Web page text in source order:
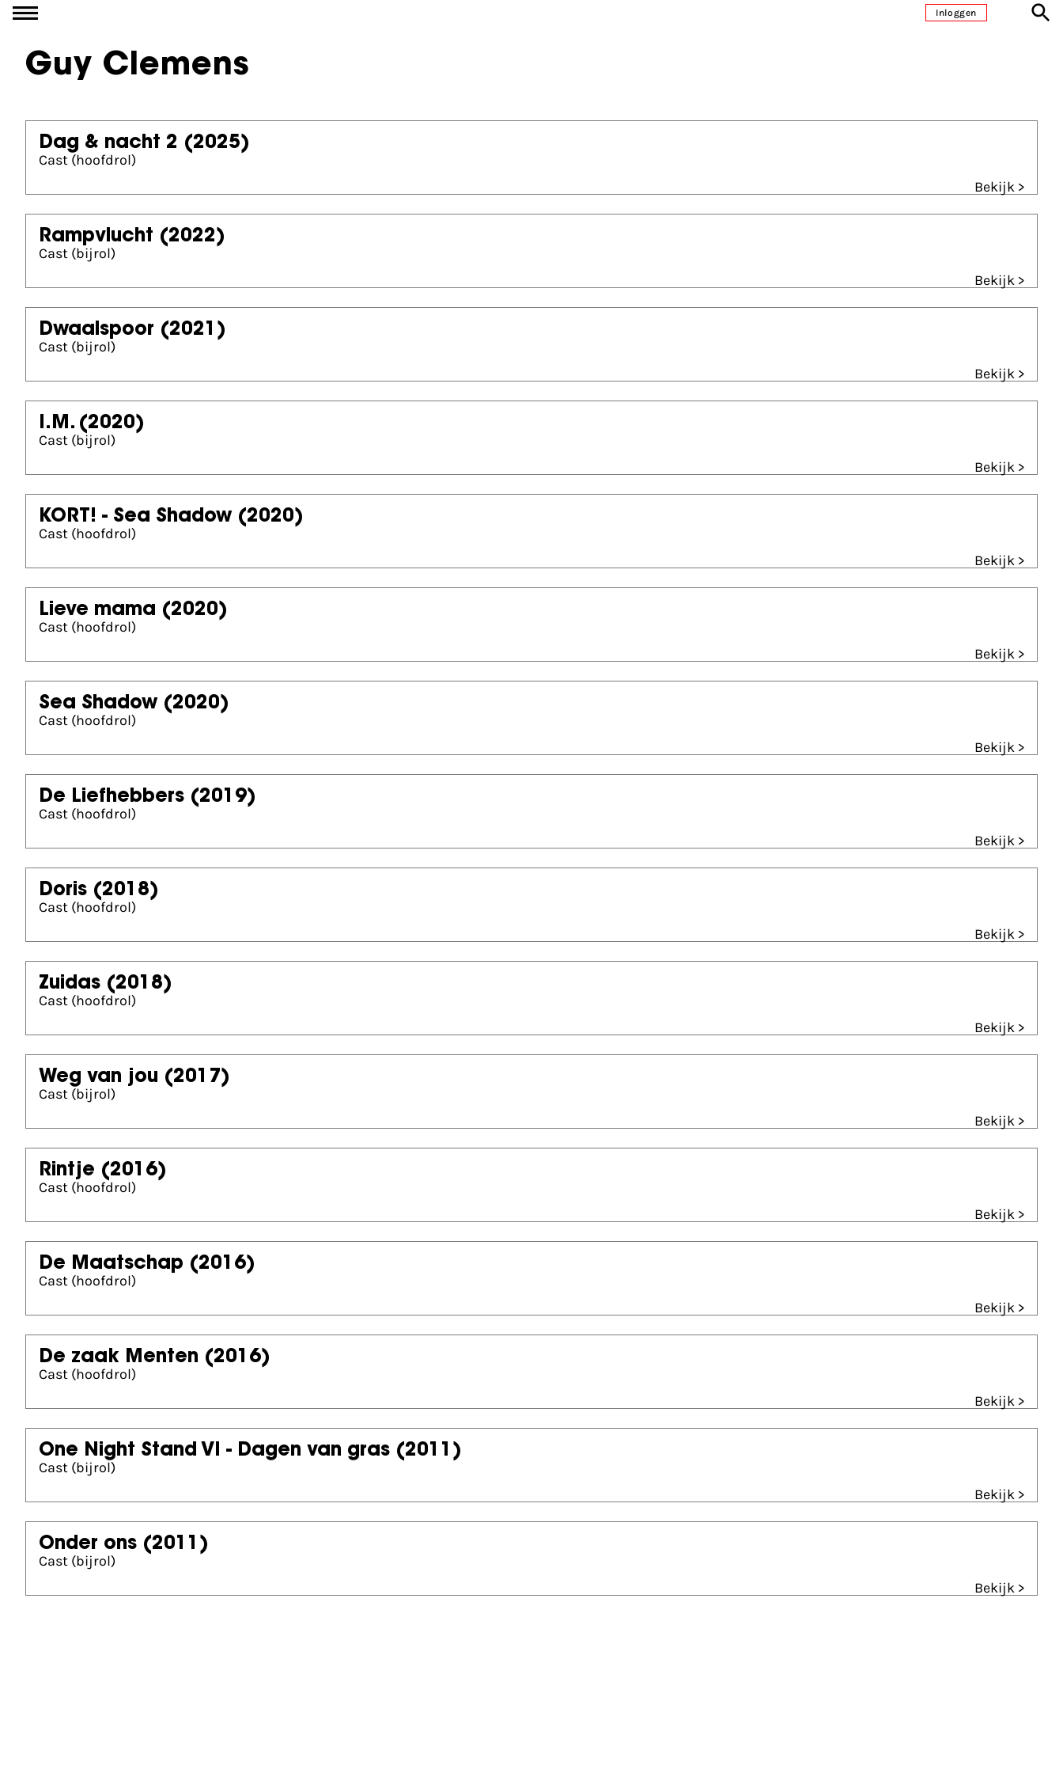
Ga naar inhoud Inloggen
Guy Clemens
Dag & nacht 2 (2025)
Cast (hoofdrol)
Bekijk >
Rampvlucht (2022)
Cast (bijrol)
Bekijk >
Dwaalspoor (2021)
Cast (bijrol)
Bekijk >
I.M. (2020)
Cast (bijrol)
Bekijk >
KORT! - Sea Shadow (2020)
Cast (hoofdrol)
Bekijk >
Lieve mama (2020)
Cast (hoofdrol)
Bekijk >
Sea Shadow (2020)
Cast (hoofdrol)
Bekijk >
De Liefhebbers (2019)
Cast (hoofdrol)
Bekijk >
Doris (2018)
Cast (hoofdrol)
Bekijk >
Zuidas (2018)
Cast (hoofdrol)
Bekijk >
Weg van jou (2017)
Cast (bijrol)
Bekijk >
Rintje (2016)
Cast (hoofdrol)
Bekijk >
De Maatschap (2016)
Cast (hoofdrol)
Bekijk >
De zaak Menten (2016)
Cast (hoofdrol)
Bekijk >
One Night Stand VI - Dagen van gras (2011)
Cast (bijrol)
Bekijk >
Onder ons (2011)
Cast (bijrol)
Bekijk >